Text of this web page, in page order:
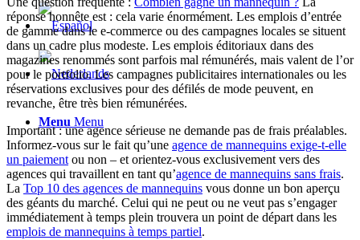
Menu Menu
réponse honnête est : cela varie énormément. Les emplois d’entrée
de gamme dans le e-commerce ou des campagnes locales se situent
dans un cadre plus modeste. Les emplois éditoriaux dans des
magazines renommés sont parfois mal rémunérés, mais valent de l’or
pour le portfolio. Les campagnes publicitaires internationales ou les
réservations exclusives pour des défilés de mode peuvent, en
revanche, être très bien rémunérées.
Important : une agence sérieuse ne demande pas de frais préalables.
Informez-vous sur le fait qu’une agence de mannequins exige-t-elle
un paiement ou non – et orientez-vous exclusivement vers des
agences qui travaillent en tant qu’agence de mannequins sans frais.
La Top 10 des agences de mannequins vous donne un bon aperçu
des géants du marché. Celui qui ne peut ou ne veut pas s’engager
immédiatement à temps plein trouvera un point de départ dans les
emplois de mannequins à temps partiel.